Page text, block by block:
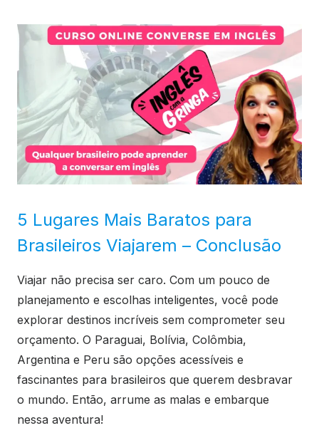
5 Lugares Mais Baratos para
Brasileiros Viajarem – Conclusão
Viajar não precisa ser caro. Com um pouco de
planejamento e escolhas inteligentes, você pode
explorar destinos incríveis sem comprometer seu
orçamento. O Paraguai, Bolívia, Colômbia,
Argentina e Peru são opções acessíveis e
fascinantes para brasileiros que querem desbravar
o mundo. Então, arrume as malas e embarque
nessa aventura!